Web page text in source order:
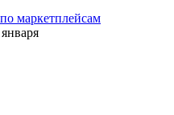
маркетплейсам